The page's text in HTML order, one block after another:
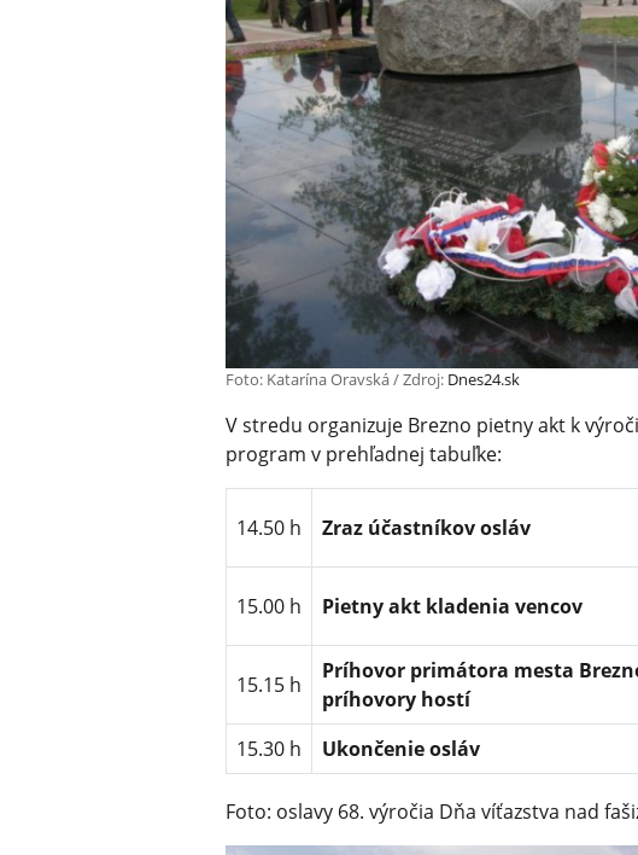
Foto: Katarína Oravská / Zdroj: Dnes24.sk
V stredu organizuje Brezno pietny akt k
program v prehľadnej tabuľke:
14.50 h Zraz účastníkov osláv
15.00 h Pietny akt kladenia vencov
15.15 h
Príhovor primátora mesta
príhovory hostí
15.30 h
Ukončenie osláv
Foto: oslavy 68. výročia Dňa víťazstva nad